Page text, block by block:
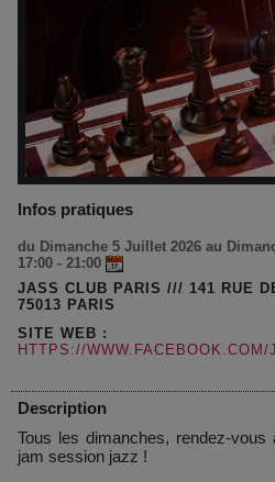
Infos pratiques
du Dimanche 5 Juillet 2026 au
17:00 - 21:00
JASS CLUB PARIS /// 141 RUE
75013 PARIS
SITE WEB :
HTTPS://
Description
Tous les dimanches, rendez-vous
jam session jazz !